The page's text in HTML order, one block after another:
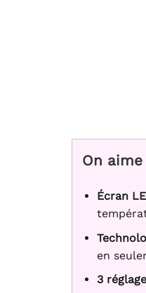
On
Écran
en
3